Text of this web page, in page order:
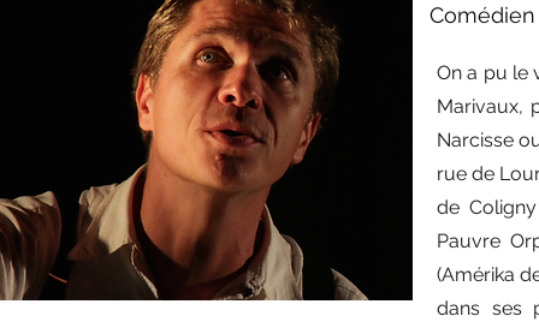
Comédien
On a pu le
Marivaux,
Narcisse
rue de
de
Pauvre
(Amérika
dans ses